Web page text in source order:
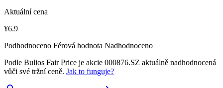
Aktuální cena
¥6.9
Podhodnoceno Férová hodnota Nadhodnoceno
Podle Bulios Fair Price je akcie 000876.SZ aktuálně nadhodnocená
vůči své tržní ceně. Jak to funguje?